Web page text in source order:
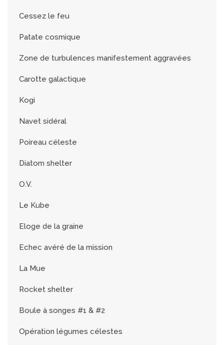
Cessez le feu
Patate cosmique
Zone de turbulences manifestement aggravées
Carotte galactique
Kogi
Navet sidéral
Poireau céleste
Diatom shelter
O.V.
Le Kube
Eloge de la graine
Echec avéré de la mission
La Mue
Rocket shelter
Boule à songes #1 & #2
Opération légumes célestes